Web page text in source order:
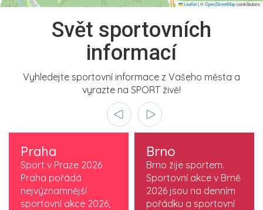
Leaflet|©OpenStreetMapcontributors
Svět sportovních
informací
Vyhledejte sportovní informace z Vašeho města a
vyrazte na SPORT živě!
Praha
Sport v Praze 2026
Praha pořádá
nejvýznamnější
sportovní akce 2026,
Brno
Brno žije sportem.
Sportovní akce v Brně
2026 jsou na denním
pořádku a sportovní